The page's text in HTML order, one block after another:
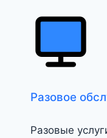
Разовое
Разовые